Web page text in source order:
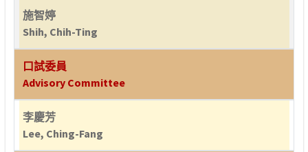
施智婷
Shih, Chih-Ting
口試委員
Advisory Committee
李慶芳
Lee, Ching-Fang